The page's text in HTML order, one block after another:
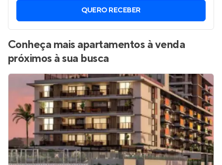
QUERO RECEBER
Conheça mais apartamentos à venda
próximos à sua busca